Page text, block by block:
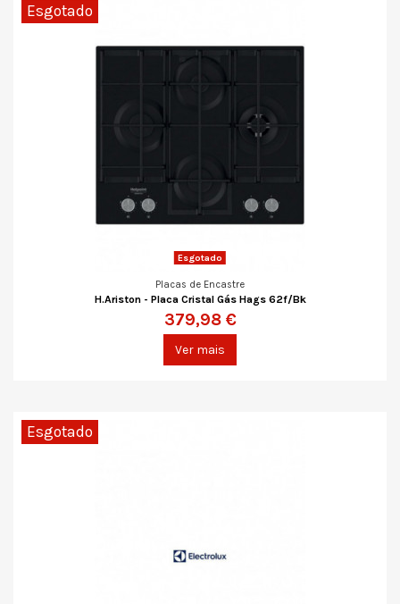
Esgotado
Esgotado
Placas de Encastre
H.Ariston - Placa Cristal Gás Hags 62f/Bk
379,98 €
Ver mais
Esgotado